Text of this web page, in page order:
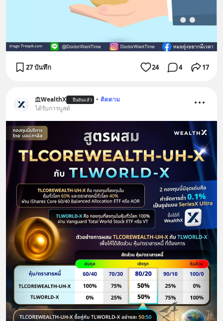
27 บันทึก 24 4 17
WealthX ยืนยันแล้ว • ติดตาม
ได้รับการบูสต์